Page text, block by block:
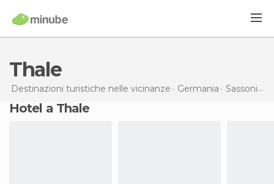
Thale
Destinazioni turistiche nelle vicinanze Germania Sassonia-Anhalt
Hotel a Thale